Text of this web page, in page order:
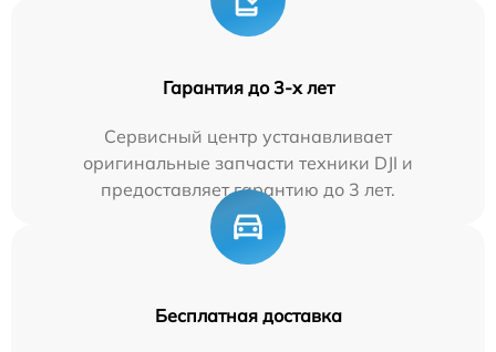
Гарантия до 3-х лет
Сервисный центр устанавливает
оригинальные запчасти техники DJI и
предоставляет гарантию до 3 лет.
Бесплатная доставка